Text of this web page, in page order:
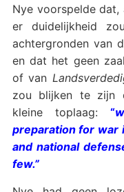
Nye voorspelde
er duidelijkheid
achtergronden van
en dat het geen
of van
zou blijken te zijn
kleine toplaag: “
preparation for war
and national
few.”